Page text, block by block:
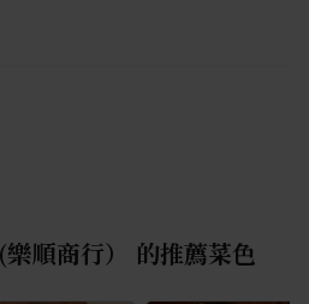
順商行） 的推薦菜色